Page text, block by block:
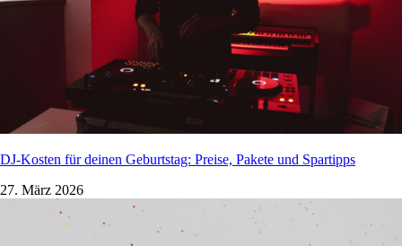
DJ-Kosten für deinen Geburtstag: Preise, Pakete und Spartipps
27. März 2026